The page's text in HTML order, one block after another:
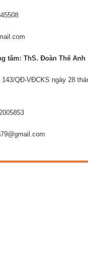
tâm: ThS. Đoàn Thế Anh
143/QĐ-VĐCKS ngày 28